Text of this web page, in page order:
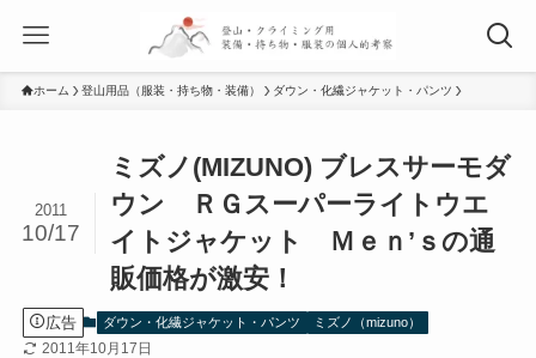
ホーム 登山用品（服装・持ち物・装備） ダウン・化繊ジャケット・パンツ
ミズノ(MIZUNO) ブレスサーモダ
ウン ＲＧスーパーライトウエ
イトジャケット Ｍｅｎ’ｓの通
販価格が激安！
2011
10/17
広告 ダウン・化繊ジャケット・パンツ ミズノ（mizuno）
2011年10月17日